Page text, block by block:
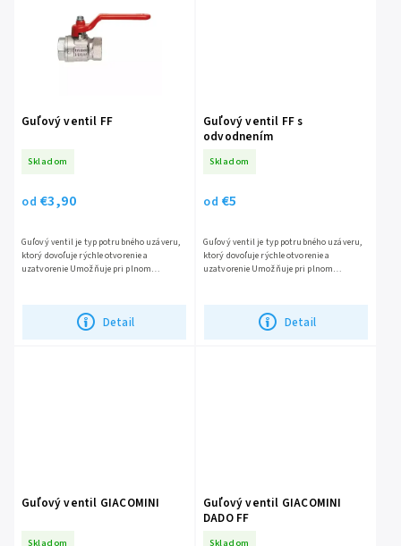
Guľový ventil FF
Skladom
od €3,90
Detail
Guľový ventil je typ potrubného uzáveru,
ktorý dovoľuje rýchle otvorenie a
uzatvorenie Umožňuje pri plnom
Guľový ventil FF s
odvodnením
Skladom
od €5
Detail
Guľový ventil je typ potrubného uzáveru,
ktorý dovoľuje rýchle otvorenie a
uzatvorenie Umožňuje pri plnom
Guľový ventil GIACOMINI
Skladom
Guľový ventil GIACOMINI
DADO FF
Skladom